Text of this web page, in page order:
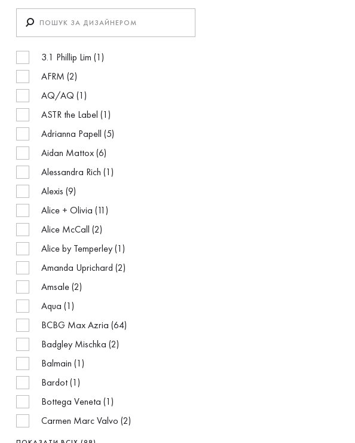
3.1 Phillip Lim (1)
AFRM (2)
AQ/AQ (1)
ASTR the Label (1)
Adrianna Papell (5)
Aidan Mattox (6)
Alessandra Rich (1)
Alexis (9)
Alice + Olivia (11)
Alice McCall (2)
Alice by Temperley (1)
Amanda Uprichard (2)
Amsale (2)
Aqua (1)
BCBG Max Azria (64)
Badgley Mischka (2)
Balmain (1)
Bardot (1)
Bottega Veneta (1)
Carmen Marc Valvo (2)
Ceremony (2)